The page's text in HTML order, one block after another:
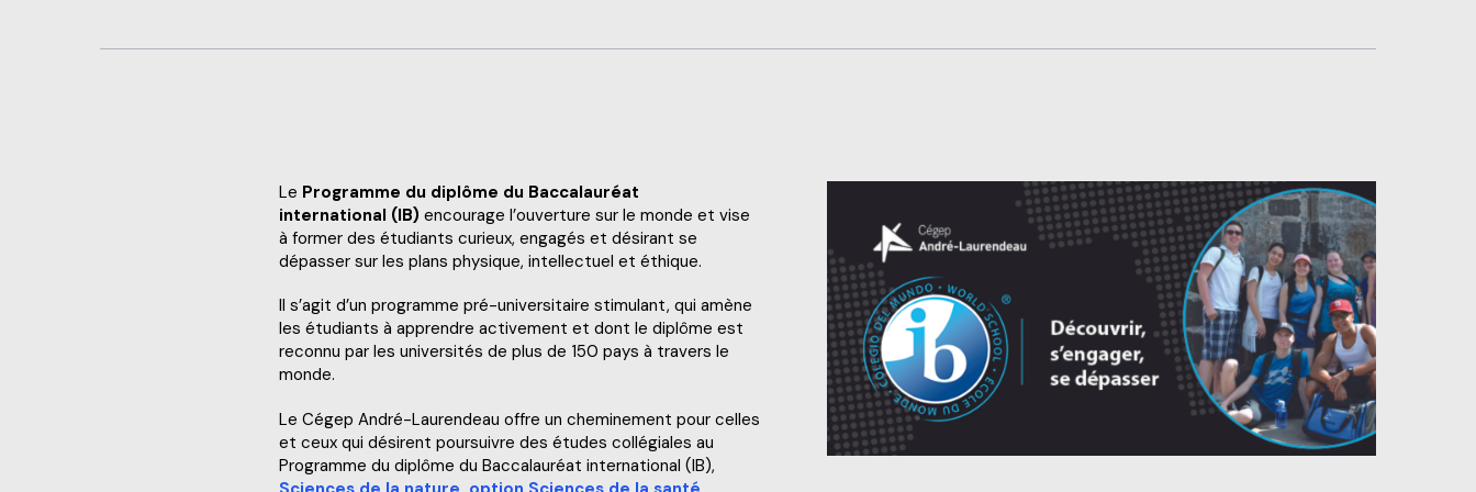
Sports, loisirs et camp de jour
Le Programme du diplôme du Baccalauréat
international (IB) encourage l’ouverture sur le monde et vise
à former des étudiants curieux, engagés et désirant se
dépasser sur les plans physique, intellectuel et éthique.
Il s’agit d’un programme pré-universitaire stimulant, qui amène
les étudiants à apprendre activement et dont le diplôme est
reconnu par les universités de plus de 150 pays à travers le
monde.
Le Cégep André-Laurendeau offre un cheminement pour celles
et ceux qui désirent poursuivre des études collégiales au
Programme du diplôme du Baccalauréat international (IB),